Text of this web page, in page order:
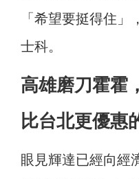
「希望要挺得住
士科。
高雄磨刀霍霍
比台北更優惠
眼見輝達已經向經